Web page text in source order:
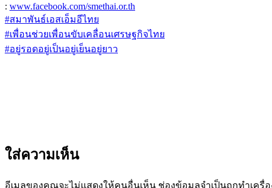
: www.facebook.com/smethai.or.th
#สมาพันธ์เอสเอ็มอีไทย
#เพื่อนช่วยเพื่อนขับเคลื่อนเศรษฐกิจไทย
#อยู่รอดอยู่เป็นอยู่เย็นอยู่ยาว
ใส่ความเห็น
อีเมลของคุณจะไม่แสดงให้คนอื่นเห็น ช่องข้อมูลจำเป็นถูกทำเครื่